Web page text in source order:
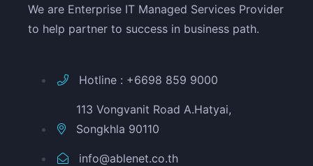
We are Enterprise IT Managed Services Provider
to help partner to success in business path.
Hotline : +6698 859 9000
113 Vongvanit Road A.Hatyai,
Songkhla 90110
info@ablenet.co.th